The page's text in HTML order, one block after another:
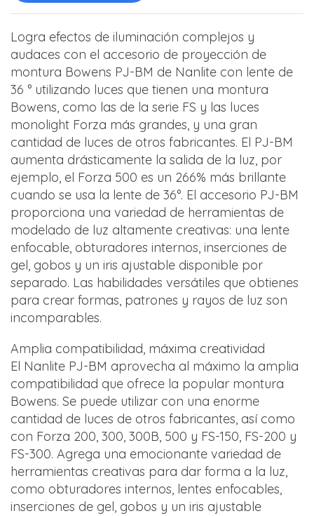
Logra efectos de iluminación complejos y
audaces con el accesorio de proyección de
montura Bowens PJ-BM de Nanlite con lente de
36 ° utilizando luces que tienen una montura
Bowens, como las de la serie FS y las luces
monolight Forza más grandes, y una gran
cantidad de luces de otros fabricantes. El PJ-BM
aumenta drásticamente la salida de la luz, por
ejemplo, el Forza 500 es un 266% más brillante
cuando se usa la lente de 36°. El accesorio PJ-BM
proporciona una variedad de herramientas de
modelado de luz altamente creativas: una lente
enfocable, obturadores internos, inserciones de
gel, gobos y un iris ajustable disponible por
separado. Las habilidades versátiles que obtienes
para crear formas, patrones y rayos de luz son
incomparables.
Amplia compatibilidad, máxima creatividad
El Nanlite PJ-BM aprovecha al máximo la amplia
compatibilidad que ofrece la popular montura
Bowens. Se puede utilizar con una enorme
cantidad de luces de otros fabricantes, así como
con Forza 200, 300, 300B, 500 y FS-150, FS-200 y
FS-300. Agrega una emocionante variedad de
herramientas creativas para dar forma a la luz,
como obturadores internos, lentes enfocables,
inserciones de gel, gobos y un iris ajustable